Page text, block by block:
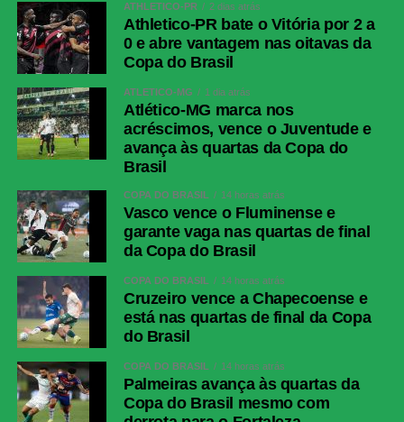
ATHLETICO-PR 2 dias atrás
Athletico-PR bate o Vitória por 2 a
0 e abre vantagem nas oitavas da
Copa do Brasil
ATLÉTICO-MG 1 dia atrás
Atlético-MG marca nos
acréscimos, vence o Juventude e
avança às quartas da Copa do
Brasil
COPA DO BRASIL 14 horas atrás
Vasco vence o Fluminense e
garante vaga nas quartas de final
da Copa do Brasil
COPA DO BRASIL 14 horas atrás
Cruzeiro vence a Chapecoense e
está nas quartas de final da Copa
do Brasil
COPA DO BRASIL 14 horas atrás
Palmeiras avança às quartas da
Copa do Brasil mesmo com